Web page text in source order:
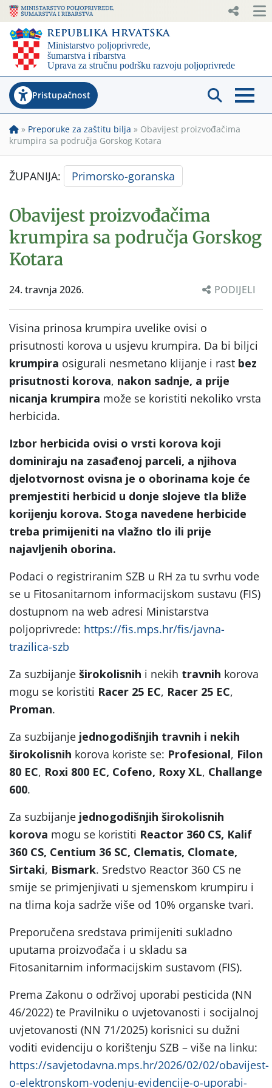
Pristupačnost
» Preporuke za zaštitu bilja » Obavijest proizvođačima
krumpira sa područja Gorskog Kotara
ŽUPANIJA: Primorsko-goranska
Obavijest proizvođačima
krumpira sa područja Gorskog
Kotara
24. travnja 2026. PODIJELI
Visina prinosa krumpira uvelike ovisi o
prisutnosti korova u usjevu krumpira. Da bi biljci
krumpira osigurali nesmetano klijanje i rast bez
prisutnosti korova, nakon sadnje, a prije
nicanja krumpira može se koristiti nekoliko vrsta
herbicida.
Izbor herbicida ovisi o vrsti korova koji
dominiraju na zasađenoj parceli, a njihova
djelotvornost ovisna je o oborinama koje će
premjestiti herbicid u donje slojeve tla bliže
korijenju korova. Stoga navedene herbicide
treba primijeniti na vlažno tlo ili prije
najavljenih oborina.
Podaci o registriranim SZB u RH za tu svrhu vode
se u Fitosanitarnom informacijskom sustavu (FIS)
dostupnom na web adresi Ministarstva
poljoprivrede: https://fis.mps.hr/fis/javna-
trazilica-szb
Za suzbijanje širokolisnih i nekih travnih korova
mogu se koristiti Racer 25 EC, Racer 25 EC,
Proman.
Za suzbijanje jednogodišnjih travnih i nekih
širokolisnih korova koriste se: Profesional, Filon
80 EC, Roxi 800 EC, Cofeno, Roxy XL, Challange
600.
Za suzbijanje jednogodišnjih širokolisnih
korova mogu se koristiti Reactor 360 CS, Kalif
360 CS, Centium 36 SC, Clematis, Clomate,
Sirtaki, Bismark. Sredstvo Reactor 360 CS ne
smije se primjenjivati u sjemenskom krumpiru i
na tlima koja sadrže više od 10% organske tvari.
Preporučena sredstava primijeniti sukladno
uputama proizvođača i u skladu sa
Fitosanitarnim informacijskim sustavom (FIS).
Prema Zakonu o održivoj uporabi pesticida (NN
46/2022) te Pravilniku o uvjetovanosti i socijalnoj
uvjetovanosti (NN 71/2025) korisnici su dužni
voditi evidenciju o korištenju SZB – više na linku:
https://savjetodavna.mps.hr/2026/02/02/obavijest-
o-elektronskom-vodenju-evidencije-o-uporabi-